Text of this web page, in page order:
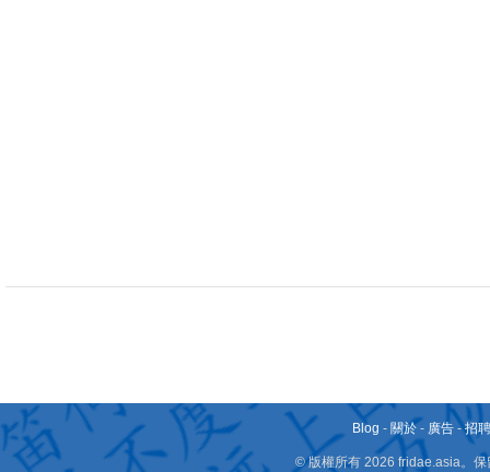
Blog - 關於 - 廣告 -招
© 版權所有 2026 fridae.asia。